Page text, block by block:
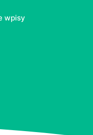
wpisy